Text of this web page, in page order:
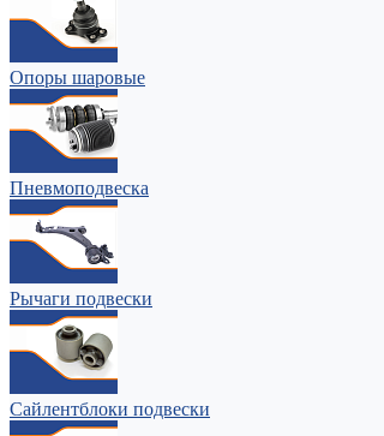
Опоры шаровые
Пневмоподвеска
Рычаги подвески
Сайлентблоки подвески